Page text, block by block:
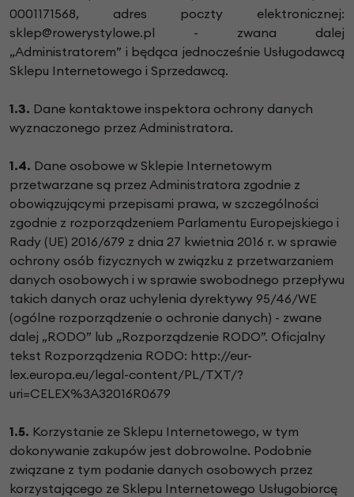
0001171568, adres poczty elektronicznej:
sklep@rowerystylowe.pl - zwana dalej
„Administratorem” i będąca jednocześnie Usługodawcą
Sklepu Internetowego i Sprzedawcą.
1.3. Dane kontaktowe inspektora ochrony danych
wyznaczonego przez Administratora.
1.4. Dane osobowe w Sklepie Internetowym
przetwarzane są przez Administratora zgodnie z
obowiązującymi przepisami prawa, w szczególności
zgodnie z rozporządzeniem Parlamentu Europejskiego i
Rady (UE) 2016/679 z dnia 27 kwietnia 2016 r. w sprawie
ochrony osób fizycznych w związku z przetwarzaniem
danych osobowych i w sprawie swobodnego przepływu
takich danych oraz uchylenia dyrektywy 95/46/WE
(ogólne rozporządzenie o ochronie danych) - zwane
dalej „RODO” lub „Rozporządzenie RODO”. Oficjalny
tekst Rozporządzenia RODO: http://eur-
lex.europa.eu/legal-content/PL/TXT/?
uri=CELEX%3A32016R0679
1.5. Korzystanie ze Sklepu Internetowego, w tym
dokonywanie zakupów jest dobrowolne. Podobnie
związane z tym podanie danych osobowych przez
korzystającego ze Sklepu Internetowego Usługobiorcę